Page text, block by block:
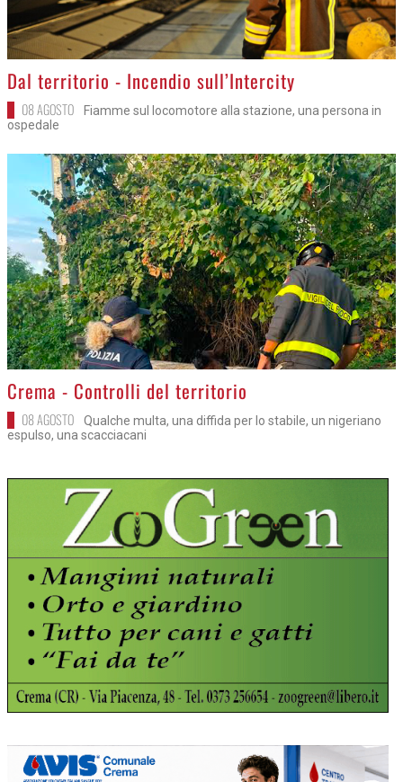
>
Dal territorio - Incendio sull’Intercity
08 AGOSTO
Fiamme sul locomotore alla stazione, una persona in
ospedale
>
Crema - Controlli del territorio
08 AGOSTO
Qualche multa, una diffida per lo stabile, un nigeriano
espulso, una scacciacani